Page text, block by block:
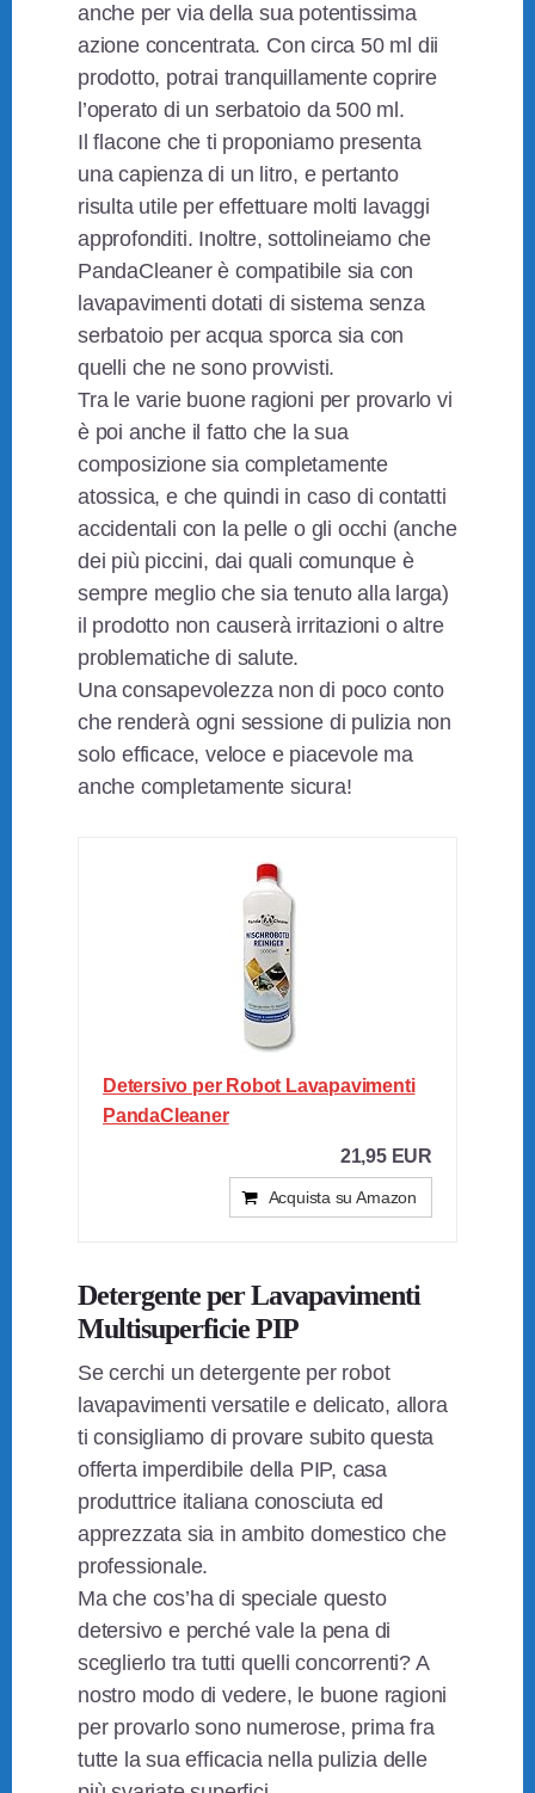
anche per via della sua potentissima
azione concentrata. Con circa 50 ml dii
prodotto, potrai tranquillamente coprire
l’operato di un serbatoio da 500 ml.
Il flacone che ti proponiamo presenta
una capienza di un litro, e pertanto
risulta utile per effettuare molti lavaggi
approfonditi. Inoltre, sottolineiamo che
PandaCleaner è compatibile sia con
lavapavimenti dotati di sistema senza
serbatoio per acqua sporca sia con
quelli che ne sono provvisti.
Tra le varie buone ragioni per provarlo vi
è poi anche il fatto che la sua
composizione sia completamente
atossica, e che quindi in caso di contatti
accidentali con la pelle o gli occhi (anche
dei più piccini, dai quali comunque è
sempre meglio che sia tenuto alla larga)
il prodotto non causerà irritazioni o altre
problematiche di salute.
Una consapevolezza non di poco conto
che renderà ogni sessione di pulizia non
solo efficace, veloce e piacevole ma
anche completamente sicura!
Detersivo per Robot Lavapavimenti
PandaCleaner
21,95 EUR
Acquista su Amazon
Detergente per Lavapavimenti
Multisuperficie PIP
Se cerchi un detergente per robot
lavapavimenti versatile e delicato, allora
ti consigliamo di provare subito questa
offerta imperdibile della PIP, casa
produttrice italiana conosciuta ed
apprezzata sia in ambito domestico che
professionale.
Ma che cos’ha di speciale questo
detersivo e perché vale la pena di
sceglierlo tra tutti quelli concorrenti? A
nostro modo di vedere, le buone ragioni
per provarlo sono numerose, prima fra
tutte la sua efficacia nella pulizia delle